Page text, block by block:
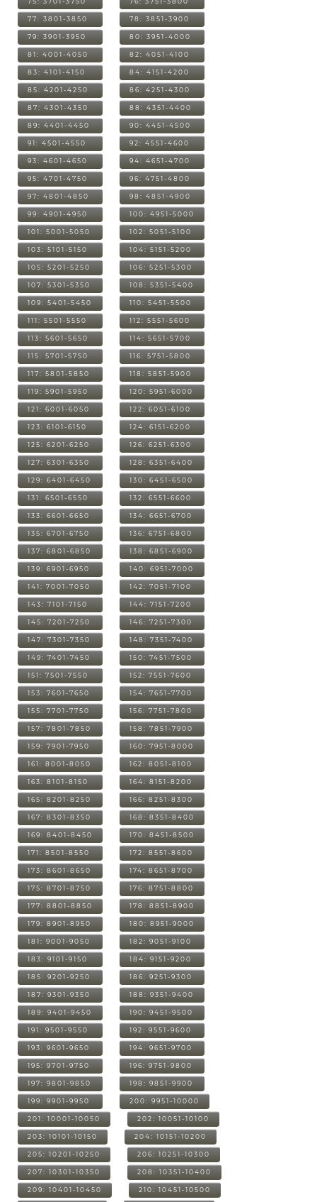
77: 3801-3850 78: 3851-3900
79: 3901-3950 80: 3951-4000
81: 4001-4050 82: 4051-4100
83: 4101-4150 84: 4151-4200
85: 4201-4250 86: 4251-4300
87: 4301-4350 88: 4351-4400
89: 4401-4450 90: 4451-4500
91: 4501-4550 92: 4551-4600
93: 4601-4650 94: 4651-4700
95: 4701-4750 96: 4751-4800
97: 4801-4850 98: 4851-4900
99: 4901-4950 100: 4951-5000
101: 5001-5050 102: 5051-5100
103: 5101-5150 104: 5151-5200
105: 5201-5250 106: 5251-5300
107: 5301-5350 108: 5351-5400
109: 5401-5450 110: 5451-5500
111: 5501-5550 112: 5551-5600
113: 5601-5650 114: 5651-5700
115: 5701-5750 116: 5751-5800
117: 5801-5850 118: 5851-5900
119: 5901-5950 120: 5951-6000
121: 6001-6050 122: 6051-6100
123: 6101-6150 124: 6151-6200
125: 6201-6250 126: 6251-6300
127: 6301-6350 128: 6351-6400
129: 6401-6450 130: 6451-6500
131: 6501-6550 132: 6551-6600
133: 6601-6650 134: 6651-6700
135: 6701-6750 136: 6751-6800
137: 6801-6850 138: 6851-6900
139: 6901-6950 140: 6951-7000
141: 7001-7050 142: 7051-7100
143: 7101-7150 144: 7151-7200
145: 7201-7250 146: 7251-7300
147: 7301-7350 148: 7351-7400
149: 7401-7450 150: 7451-7500
151: 7501-7550 152: 7551-7600
153: 7601-7650 154: 7651-7700
155: 7701-7750 156: 7751-7800
157: 7801-7850 158: 7851-7900
159: 7901-7950 160: 7951-8000
161: 8001-8050 162: 8051-8100
163: 8101-8150 164: 8151-8200
165: 8201-8250 166: 8251-8300
167: 8301-8350 168: 8351-8400
169: 8401-8450 170: 8451-8500
171: 8501-8550 172: 8551-8600
173: 8601-8650 174: 8651-8700
175: 8701-8750 176: 8751-8800
177: 8801-8850 178: 8851-8900
179: 8901-8950 180: 8951-9000
181: 9001-9050 182: 9051-9100
183: 9101-9150 184: 9151-9200
185: 9201-9250 186: 9251-9300
187: 9301-9350 188: 9351-9400
189: 9401-9450 190: 9451-9500
191: 9501-9550 192: 9551-9600
193: 9601-9650 194: 9651-9700
195: 9701-9750 196: 9751-9800
197: 9801-9850 198: 9851-9900
199: 9901-9950 200: 9951-10000
201: 10001-10050 202: 10051-10100
203: 10101-10150 204: 10151-10200
205: 10201-10250 206: 10251-10300
207: 10301-10350 208: 10351-10400
209: 10401-10450 210: 10451-10500